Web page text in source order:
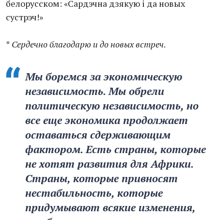
белорусском: «Сардэчна дзякую i да новых
сустрэч!»
* Сердечно благодарю и до новых встреч.
Мы боремся за экономическую
независимость. Мы обрели
политическую независимость, но
все еще экономика продолжает
оставаться сдерживающим
фактором. Есть страны, которые
не хотят развития для Африки.
Страны, которые привносят
нестабильность, которые
придумывают всякие изменения,